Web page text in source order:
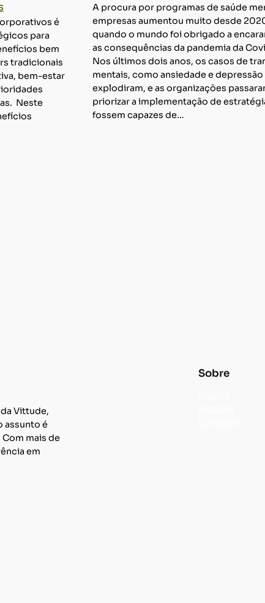
é
para
bem
tradicionais
bem-estar
Neste
A procura por programas de saúde
empresas aumentou muito desde
quando o mundo foi obrigado a
as consequências da pandemia da
Nos últimos dois anos, os casos de
mentais, como ansiedade e depressão
explodiram, e as organizações
priorizar a implementação de
fossem capazes de…
Vittude,
assunto é
mais de
em
Sobre